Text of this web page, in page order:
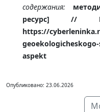
содержания:
ресурс] //
https://
aspekt
Опубликовано: 23.06.2026